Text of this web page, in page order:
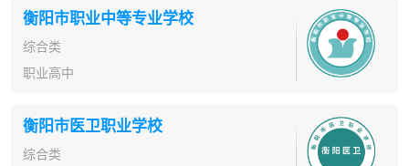
衡阳市职业中等专业学校
综合类
职业高中
衡阳市医卫职业学校
综合类